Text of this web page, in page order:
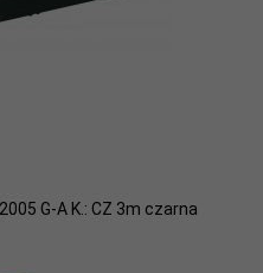
G-A K.: CZ 3m czarna